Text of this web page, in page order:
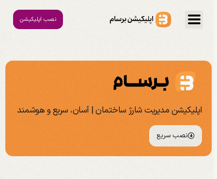
نصب اپلیکیشن
اپلیکیشن مدیریت شارژ ساختمان | آسان، سریع و هوشمند
نصب سریع